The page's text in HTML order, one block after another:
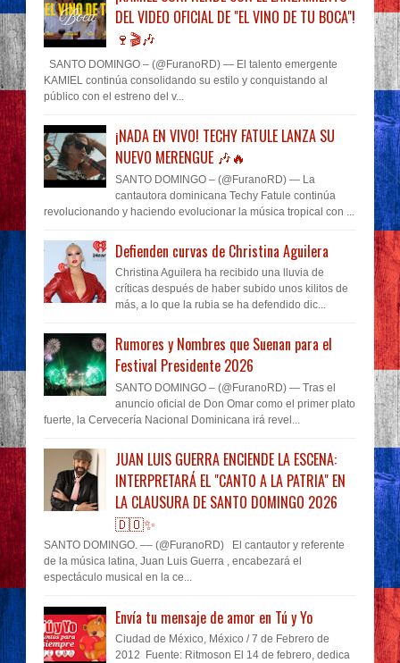
DEL VIDEO OFICIAL DE "EL VINO DE TU BOCA"!
🍷🎬🎶
SANTO DOMINGO – (@FuranoRD) — El talento emergente
KAMIEL continúa consolidando su estilo y conquistando al
público con el estreno del v...
¡NADA EN VIVO! TECHY FATULE LANZA SU
NUEVO MERENGUE 🎶🔥
SANTO DOMINGO – (@FuranoRD) — La
cantautora dominicana Techy Fatule continúa
revolucionando y haciendo evolucionar la música tropical con ...
Defienden curvas de Christina Aguilera
Christina Aguilera ha recibido una lluvia de
críticas después de haber subido unos kilitos de
más, a lo que la rubia se ha defendido dic...
Rumores y Nombres que Suenan para el
Festival Presidente 2026
SANTO DOMINGO – (@FuranoRD) — Tras el
anuncio oficial de Don Omar como el primer plato
fuerte, la Cervecería Nacional Dominicana irá revel...
JUAN LUIS GUERRA ENCIENDE LA ESCENA:
INTERPRETARÁ EL "CANTO A LA PATRIA" EN
LA CLAUSURA DE SANTO DOMINGO 2026
🇩🇴✨
SANTO DOMINGO. –– (@FuranoRD) El cantautor y referente
de la música latina, Juan Luis Guerra , encabezará el
espectáculo musical en la ce...
Envía tu mensaje de amor en Tú y Yo
Ciudad de México, México / 7 de Febrero de
2012 Fuente: Ritmoson El 14 de febrero, dedica